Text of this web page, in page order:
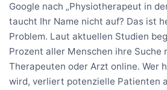
Google nach „Physiotherapeut in
taucht Ihr Name nicht auf? Das ist
Problem. Laut aktuellen Studien
Prozent aller Menschen ihre Suche
Therapeuten oder Arzt online. Wer
wird, verliert potenzielle Patienten